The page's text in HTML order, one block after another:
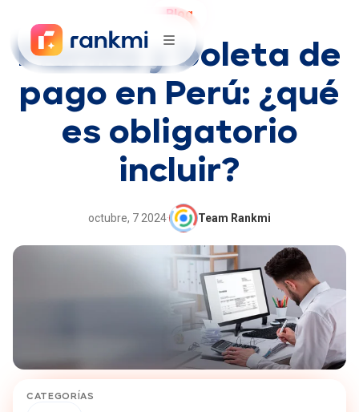
Blog
Planilla y boleta de
pago en Perú: ¿qué
es obligatorio
incluir?
octubre, 7 2024· Team Rankmi
CATEGORÍAS